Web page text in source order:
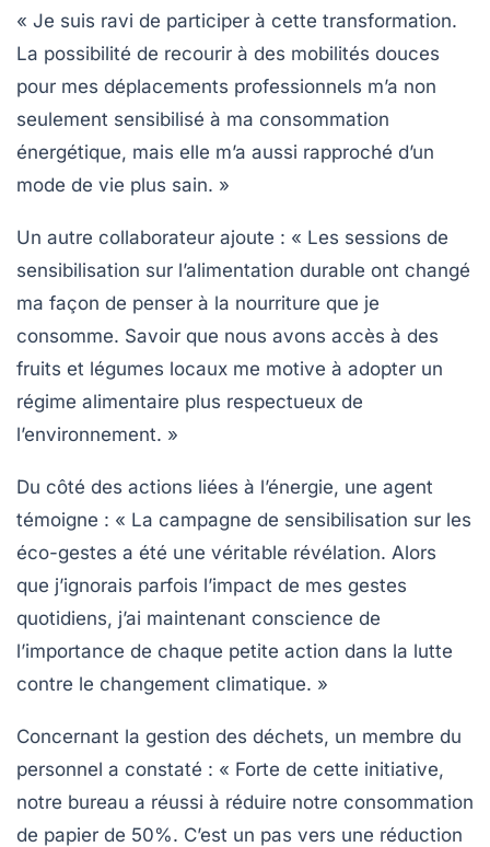
« Je suis ravi de participer à cette transformation.
La possibilité de recourir à des mobilités douces
pour mes déplacements professionnels m’a non
seulement sensibilisé à ma consommation
énergétique, mais elle m’a aussi rapproché d’un
mode de vie plus sain. »
Un autre collaborateur ajoute : « Les sessions de
sensibilisation sur l’alimentation durable ont changé
ma façon de penser à la nourriture que je
consomme. Savoir que nous avons accès à des
fruits et légumes locaux me motive à adopter un
régime alimentaire plus respectueux de
l’environnement. »
Du côté des actions liées à l’énergie, une agent
témoigne : « La campagne de sensibilisation sur les
éco-gestes a été une véritable révélation. Alors
que j’ignorais parfois l’impact de mes gestes
quotidiens, j’ai maintenant conscience de
l’importance de chaque petite action dans la lutte
contre le changement climatique. »
Concernant la gestion des déchets, un membre du
personnel a constaté : « Forte de cette initiative,
notre bureau a réussi à réduire notre consommation
de papier de 50%. C’est un pas vers une réduction